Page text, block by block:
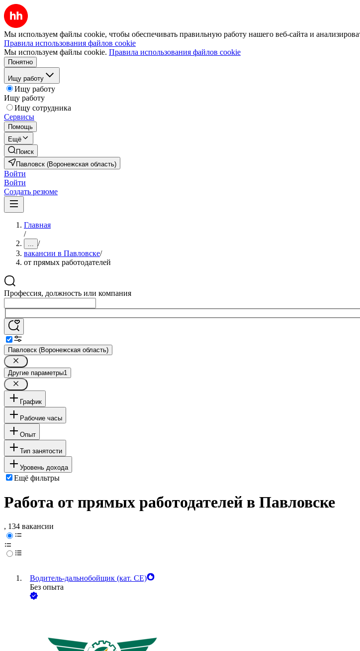
Мы используем файлы cookie, чтобы обеспечивать правильную работу нашего веб-сайта и
Правила использования файлов cookie
Мы используем файлы cookie. Правила использования файлов cookie
Понятно
Ищу работу
Ищу работу
Ищу работу
Ищу сотрудника
Сервисы
Помощь
Ещё
Поиск
Павловск (Воронежская область)
Войти
Войти
Создать резюме
Главная
/
... /
вакансии в Павловске/
от прямых работодателей
Профессия, должность или компания
Павловск (Воронежская область)
Другие параметры1
График
Рабочие часы
Опыт
Тип занятости
Уровень дохода
Ещё фильтры
Работа от прямых работодателей в Павловске
, 134 вакансии
Водитель-дальнобойщик (кат. CE)
Без опыта